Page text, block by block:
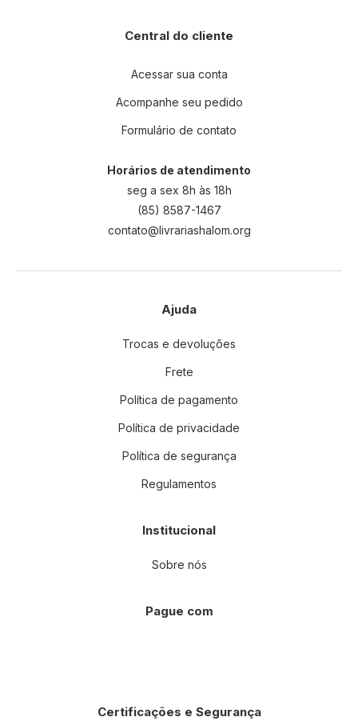
Central do cliente
Acessar sua conta
Acompanhe seu pedido
Formulário de contato
Horários de atendimento
seg a sex 8h às 18h
(85) 8587-1467
contato@livrariashalom.org
Ajuda
Trocas e devoluções
Frete
Política de pagamento
Política de privacidade
Política de segurança
Regulamentos
Institucional
Sobre nós
Pague com
Certificações e Segurança